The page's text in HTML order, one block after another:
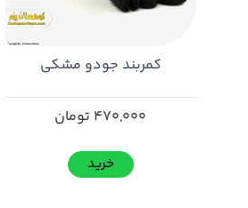
کمربند جودو مشکی
470,000 تومان
خرید